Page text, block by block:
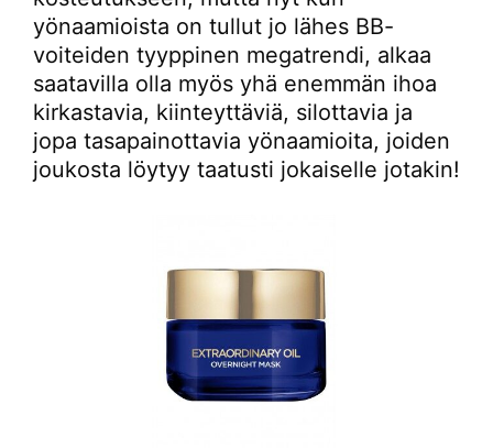
yönaamioista on tullut jo lähes BB-
voiteiden tyyppinen megatrendi, alkaa
saatavilla olla myös yhä enemmän ihoa
kirkastavia, kiinteyttäviä, silottavia ja
jopa tasapainottavia yönaamioita, joiden
joukosta löytyy taatusti jokaiselle jotakin!